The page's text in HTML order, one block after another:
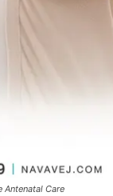
Antenatal Care